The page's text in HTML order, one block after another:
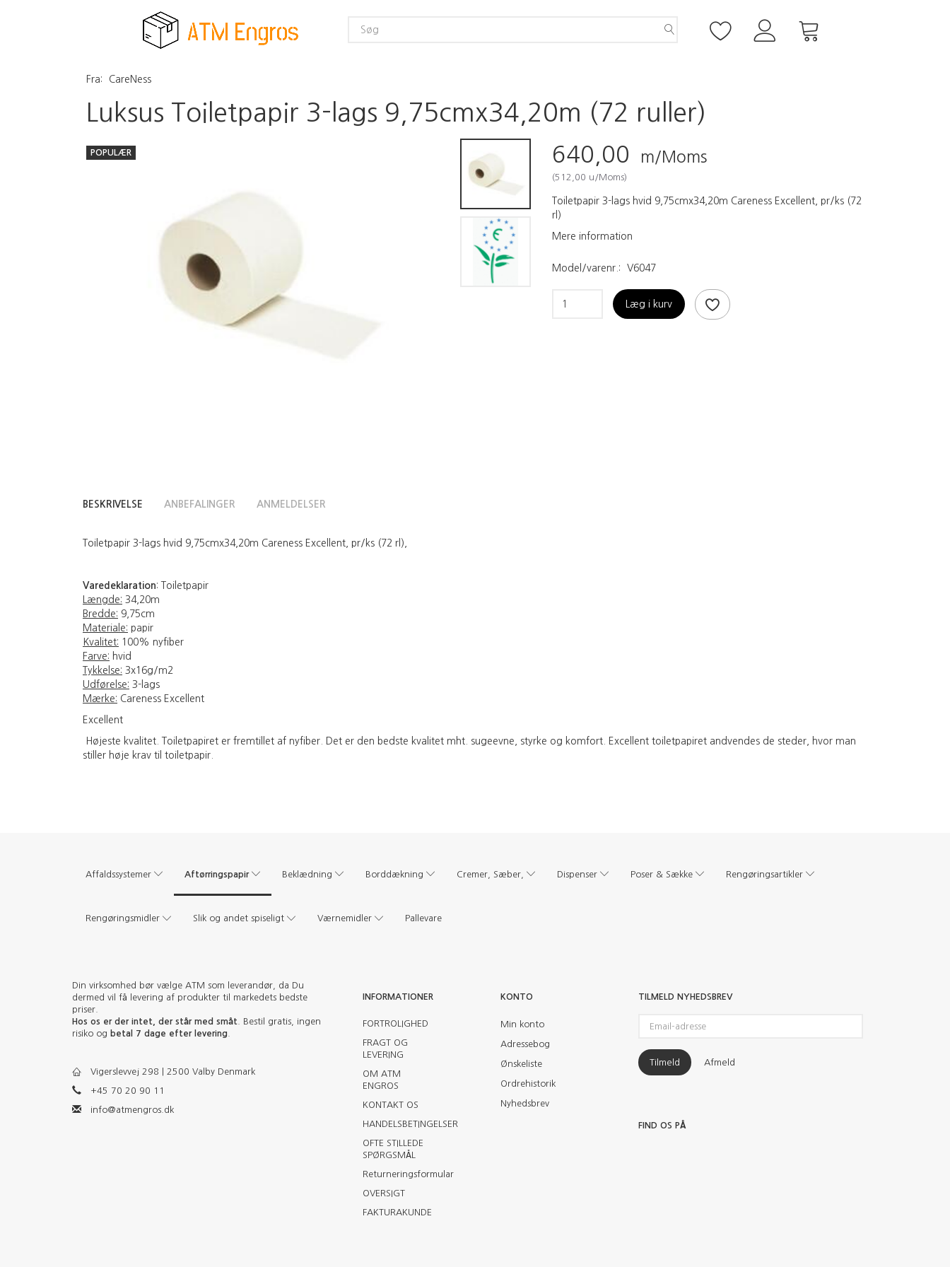
Fra: CareNess
Luksus Toiletpapir 3-lags 9,75cmx34,20m (72 ruller)
POPULÆR 640,00 m/Moms
(512,00 u/Moms)
Toiletpapir 3-lags hvid 9,75cmx34,20m Careness Excellent, pr/ks (72
rl)
Mere information
Model/varenr.: V6047
Læg i kurv
BESKRIVELSE ANBEFALINGER ANMELDELSER
Toiletpapir 3-lags hvid 9,75cmx34,20m Careness Excellent, pr/ks (72 rl),
Varedeklaration: Toiletpapir
Længde: 34,20m
Bredde: 9,75cm
Materiale: papir
Kvalitet: 100% nyfiber
Farve: hvid
Tykkelse: 3x16g/m2
Udførelse: 3-lags
Mærke: Careness Excellent
Excellent
Højeste kvalitet. Toiletpapiret er fremtillet af nyfiber. Det er den bedste kvalitet mht. sugeevne, styrke og komfort. Excellent toiletpapiret andvendes de steder, hvor man
stiller høje krav til toiletpapir.
Affaldssystemer Aftørringspapir Beklædning Borddækning Cremer, Sæber, Dispenser Poser & Sække Rengøringsartikler
Rengøringsmidler Slik og andet spiseligt Værnemidler Pallevare
Din virksomhed bør vælge ATM som leverandør, da Du
dermed vil få levering af produkter til markedets bedste
priser.
Hos os er der intet, der står med småt . Bestil gratis, ingen
risiko og betal 7 dage efter levering
Vigerslevvej 298 | 2500 Valby Denmark
+45 70 20 90 11
info@atmengros.dk
INFORMATIONER
FORTROLIGHED
FRAGT OG
LEVERING
OM ATM
ENGROS
KONTAKT OS
HANDELSBETINGELSER
OFTE STILLEDE
SPØRGSMÅL
Returneringsformular
OVERSIGT
FAKTURAKUNDE
KONTO
Min konto
Adressebog
Ønskeliste
Ordrehistorik
Nyhedsbrev
TILMELD NYHEDSBREV
adresse
Tilmeld Afmeld
FIND OS PÅ